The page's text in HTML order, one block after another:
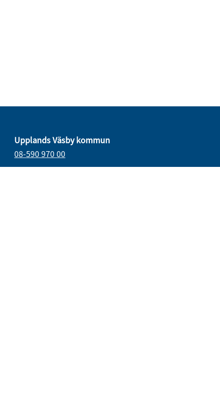
Upplands Väsby kommun
08-590 970 00